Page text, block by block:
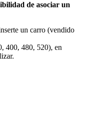
de asociar un
un carro (vendido
400, 480, 520), en